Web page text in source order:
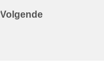
Volgende